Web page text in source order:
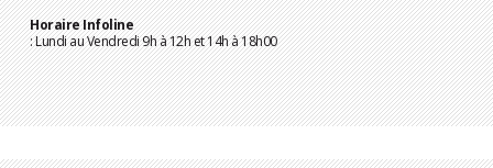
Horaire Infoline
: Lundi au Vendredi 9h à 12h et 14h à 18h00